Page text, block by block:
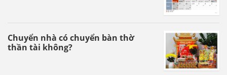
Chuyển nhà có chuyển bàn thờ
thần tài không?